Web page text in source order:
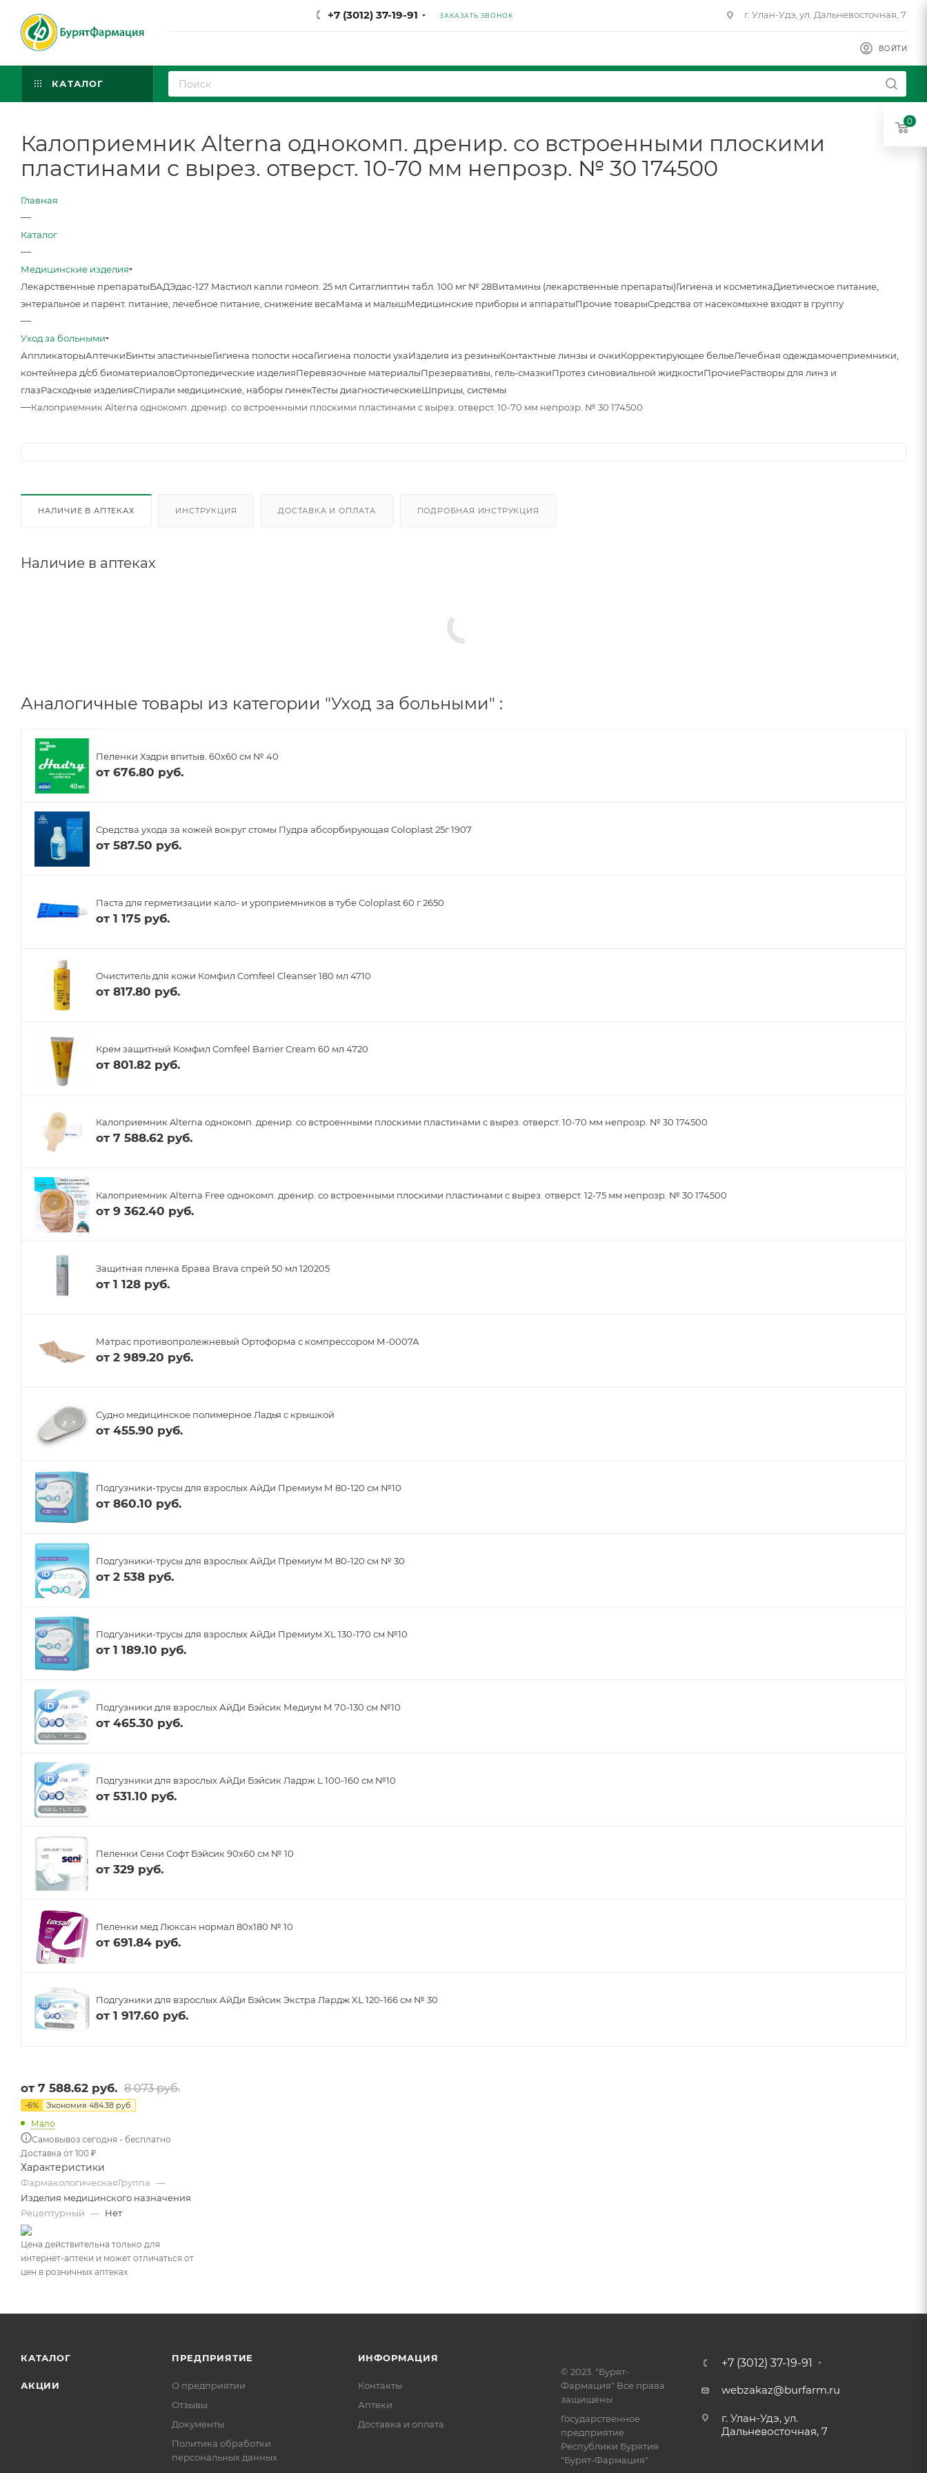
+7 (3012) 37-19-91 ЗАКАЗАТЬ ЗВОНОК г. Улан-Удэ, ул. Дальневосточная, 7
ВОЙТИ
КАТАЛОГ
Калоприемник Alterna однокомп. дренир. со встроенными плоскими
пластинами с вырез. отверст. 10-70 мм непрозр. № 30 174500
Главная
—
Каталог
—
Медицинские изделия
Лекарственные препаратыБАДЭдас-127 Мастиол капли гомеоп. 25 мл Ситаглиптин табл. 100 мг № 28Витамины (лекарственные препараты)Гигиена и косметикаДиетическое питание,
энтеральное и парент. питание, лечебное питание, снижение весаМама и малышМедицинские приборы и аппаратыПрочие товарыСредства от насекомыхне входят в группу
—
Уход за больными
АппликаторыАптечкиБинты эластичныеГигиена полости носаГигиена полости ухаИзделия из резиныКонтактные линзы и очкиКорректирующее бельеЛечебная одеждамочеприемники,
контейнера д/сб.биоматериаловОртопедические изделияПеревязочные материалыПрезервативы, гель-смазкиПротез синовиальной жидкостиПрочиеРастворы для линз и
глазРасходные изделияСпирали медицинские, наборы гинекТесты диагностическиеШприцы, системы
—Калоприемник Alterna однокомп. дренир. со встроенными плоскими пластинами с вырез. отверст. 10-70 мм непрозр. № 30 174500
НАЛИЧИЕ В АПТЕКАХ ИНСТРУКЦИЯ ДОСТАВКА И ОПЛАТА ПОДРОБНАЯ ИНСТРУКЦИЯ
Наличие в аптеках
Аналогичные товары из категории "Уход за больными" :
Пеленки Хэдри впитыв. 60х60 см № 40
от 676.80 руб.
Средства ухода за кожей вокруг стомы Пудра абсорбирующая Coloplast 25г 1907
от 587.50 руб.
Паста для герметизации кало- и уроприемников в тубе Coloplast 60 г 2650
от 1 175 руб.
Очиститель для кожи Комфил Comfeel Cleanser 180 мл 4710
от 817.80 руб.
Крем защитный Комфил Comfeel Barrier Cream 60 мл 4720
от 801.82 руб.
Калоприемник Alterna однокомп. дренир. со встроенными плоскими пластинами с вырез. отверст. 10-70 мм непрозр. № 30 174500
от 7 588.62 руб.
Калоприемник Alterna Free однокомп. дренир. со встроенными плоскими пластинами с вырез. отверст. 12-75 мм непрозр. № 30 174500
от 9 362.40 руб.
Защитная пленка Брава Brava спрей 50 мл 120205
от 1 128 руб.
Матрас противопролежневый Ортоформа с компрессором М-0007А
от 2 989.20 руб.
Судно медицинское полимерное Ладья с крышкой
от 455.90 руб.
Подгузники-трусы для взрослых АйДи Премиум М 80-120 см №10
от 860.10 руб.
Подгузники-трусы для взрослых АйДи Премиум М 80-120 см № 30
от 2 538 руб.
Подгузники-трусы для взрослых АйДи Премиум XL 130-170 см №10
от 1 189.10 руб.
Подгузники для взрослых АйДи Бэйсик Медиум М 70-130 см №10
от 465.30 руб.
Подгузники для взрослых АйДи Бэйсик Ладрж L 100-160 см №10
от 531.10 руб.
Пеленки Сени Софт Бэйсик 90x60 см № 10
от 329 руб.
Пеленки мед Люксан нормал 80х180 № 10
от 691.84 руб.
Подгузники для взрослых АйДи Бэйсик Экстра Лардж XL 120-166 см № 30
от 1 917.60 руб.
от 7 588.62 руб. 8 073 руб.
-6% Экономия 484.38 руб.
Мало
Самовывоз сегодня - бесплатно
Доставка от 100 ₽
Характеристики
ФармакологическаяГруппа —
Изделия медицинского назначения
Рецептурный — Нет
Цена действительна только для
интернет-аптеки и может отличаться от
цен в розничных аптеках
КАТАЛОГ
АКЦИИ
ПРЕДПРИЯТИЕ
О предприятии
Отзывы
Документы
Политика обработки
персональных данных
ИНФОРМАЦИЯ
Контакты
Аптеки
Доставка и оплата
© 2023. "Бурят-
Фармация" Все права
защищены
Государственное
предприятие
Республики Бурятия
"Бурят-Фармация"
+7 (3012) 37-19-91
webzakaz@burfarm.ru
г. Улан-Удэ, ул.
Дальневосточная, 7
0